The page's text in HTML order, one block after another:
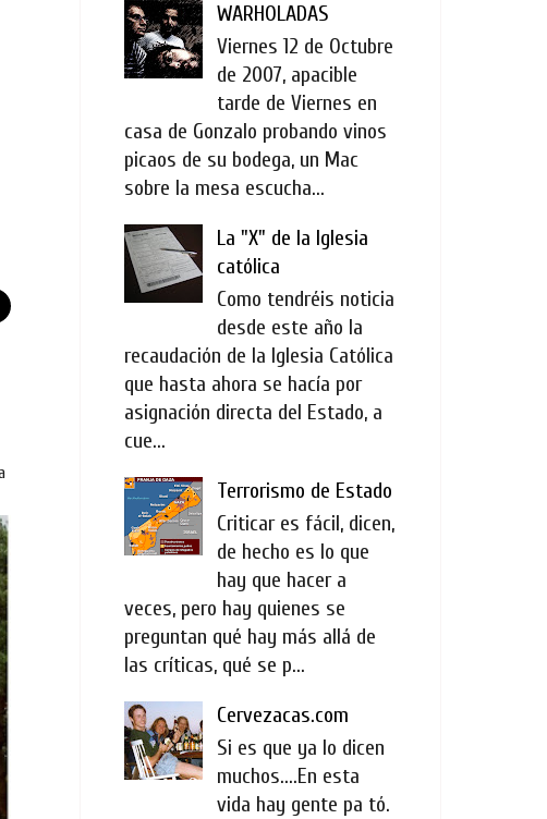
WARHOLADAS
Viernes 12 de Octubre
de 2007, apacible
tarde de Viernes en
casa de Gonzalo probando vinos
picaos de su bodega, un Mac
sobre la mesa escucha...
La "X" de la Iglesia
católica
Como tendréis noticia
desde este año la
recaudación de la Iglesia Católica
que hasta ahora se hacía por
asignación directa del Estado, a
cue...
Terrorismo de Estado
Criticar es fácil, dicen,
de hecho es lo que
hay que hacer a
veces, pero hay quienes se
preguntan qué hay más allá de
las críticas, qué se p...
Cervezacas.com
Si es que ya lo dicen
muchos....En esta
vida hay gente pa tó.